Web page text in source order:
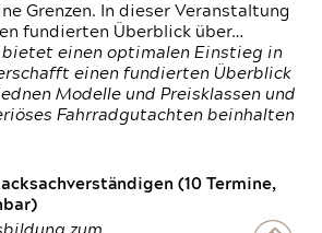
Grenzen. In dieser Veranstaltung
fundierten Überblick über…
bietet einen optimalen Einstieg in
einen fundierten Überblick
Modelle und Preisklassen und
Fahrradgutachten beinhalten
(10 Termine,